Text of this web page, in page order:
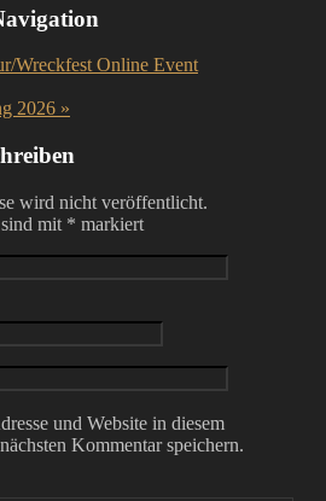
Wreckfest Online Event
2026 »
wird nicht veröffentlicht.
mit * markiert
und Website in diesem
Kommentar speichern.